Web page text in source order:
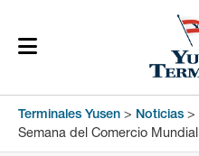
Terminales Yusen > Noticias >
Semana del Comercio Mundial